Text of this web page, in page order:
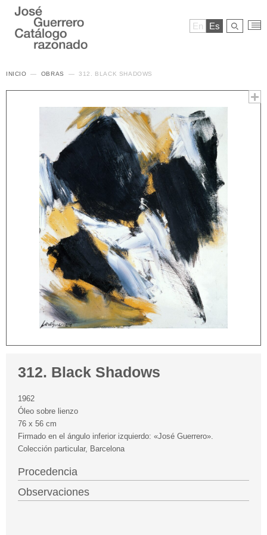
En Es
INICIO OBRAS 312. BLACK SHADOWS
312. Black Shadows
1962
Óleo sobre lienzo
76 x 56 cm
Firmado en el ángulo inferior izquierdo: «José Guerrero».
Colección particular, Barcelona
Procedencia
Observaciones